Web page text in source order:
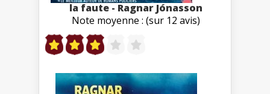
la faute - Ragnar Jónasson
Note moyenne : (sur 12 avis)